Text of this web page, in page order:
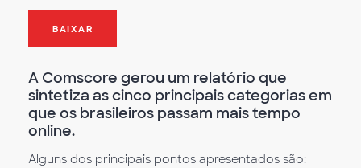
BAIXAR
A Comscore gerou um relatório que
sintetiza as cinco principais categorias em
que os brasileiros passam mais tempo
online.
Alguns dos principais pontos apresentados são: